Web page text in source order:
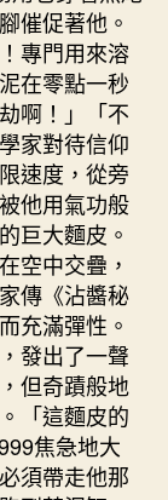
催促著他。
專門用來溶
在零點一秒
啊！」「不
家對待信仰
速度，從旁
他用氣功般
巨大麵皮。
空中交疊，
傳《沾醬秘
充滿彈性。
發出了一聲
但奇蹟般地
「這麵皮的
焦急地大
須帶走他那